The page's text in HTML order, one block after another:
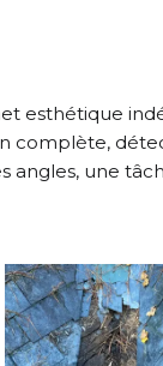
esthétique
complète,
angles, une